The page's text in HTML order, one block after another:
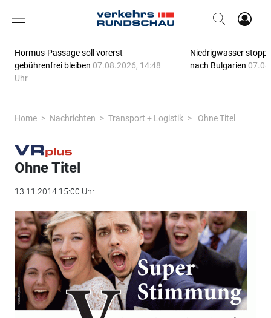
Hormus-Passage soll vorerst
gebührenfrei bleiben 07.08.2026, 14:48
Uhr
Niedrigwasser
nach Bulgarien
Home Nachrichten Transport + Logistik Ohne Titel
Ohne Titel
13.11.2014 15:00 Uhr